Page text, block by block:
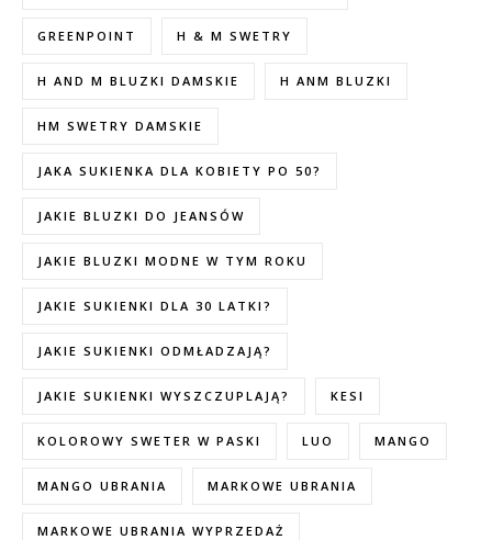
GREENPOINT H & M SWETRY
H AND M BLUZKI DAMSKIE H ANM BLUZKI
HM SWETRY DAMSKIE
JAKA SUKIENKA DLA KOBIETY PO 50?
JAKIE BLUZKI DO JEANSÓW
JAKIE BLUZKI MODNE W TYM ROKU
JAKIE SUKIENKI DLA 30 LATKI?
JAKIE SUKIENKI ODMŁADZAJĄ?
JAKIE SUKIENKI WYSZCZUPLAJĄ? KESI
KOLOROWY SWETER W PASKI LUO MANGO
MANGO UBRANIA MARKOWE UBRANIA
MARKOWE UBRANIA WYPRZEDAŻ